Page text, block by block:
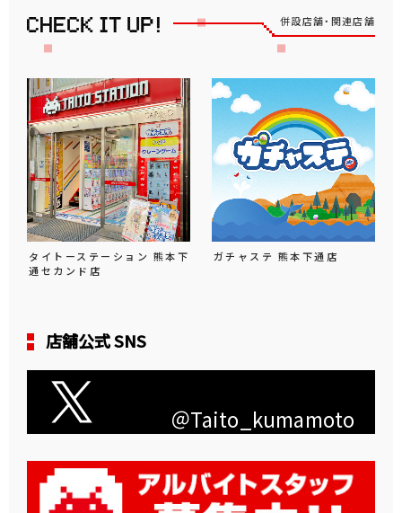
併設店舗・関連店舗
タイトーステーション 熊本下
通セカンド店
ガチャステ 熊本下通店
店舗公式 SNS
＠Taito_kumamoto